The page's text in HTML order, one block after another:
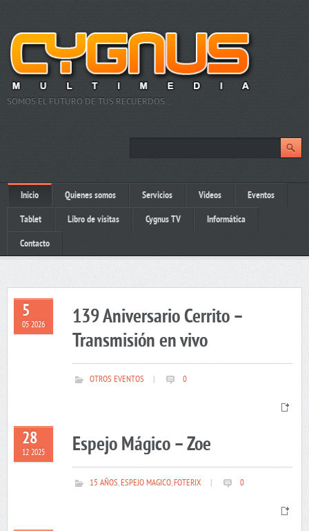
SOMOS EL FUTURO DE TUS RECUERDOS…
Inicio Quienes somos Servicios Videos Eventos
Tablet Libro de visitas Cygnus TV Informática
Contacto
5
05 2026
139 Aniversario Cerrito –
Transmisión en vivo
OTROS EVENTOS 0
28
12 2025 Espejo Mágico – Zoe
15 AÑOS,ESPEJO MAGICO,FOTERIX 0